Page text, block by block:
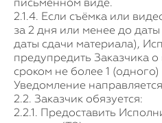
2.1.4. Если съёмка или
за 2 дня или менее до
даты сдачи материала),
предупредить Заказчика
сроком не более 1
Уведомление
2.2. Заказчик обязуется:
2.2.1. Предоставить